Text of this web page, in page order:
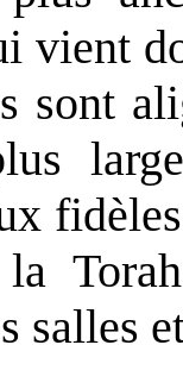
vient
sont
salles